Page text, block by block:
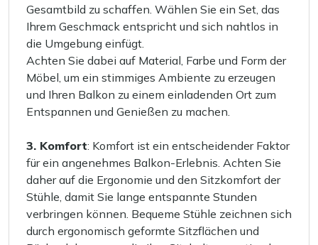
Gesamtbild zu schaffen. Wählen Sie ein Set, das
Ihrem Geschmack entspricht und sich nahtlos in
die Umgebung einfügt.
Achten Sie dabei auf Material, Farbe und Form der
Möbel, um ein stimmiges Ambiente zu erzeugen
und Ihren Balkon zu einem einladenden Ort zum
Entspannen und Genießen zu machen.
3. Komfort: Komfort ist ein entscheidender Faktor
für ein angenehmes Balkon-Erlebnis. Achten Sie
daher auf die Ergonomie und den Sitzkomfort der
Stühle, damit Sie lange entspannte Stunden
verbringen können. Bequeme Stühle zeichnen sich
durch ergonomisch geformte Sitzflächen und